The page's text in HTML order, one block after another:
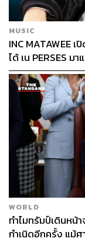
MUSIC
INC MATAWEE
ได้ เน PERSES ม
WORLD
ทำไมทรัมป์เดินหน้
กำเนิดอีกครั้ง แม้